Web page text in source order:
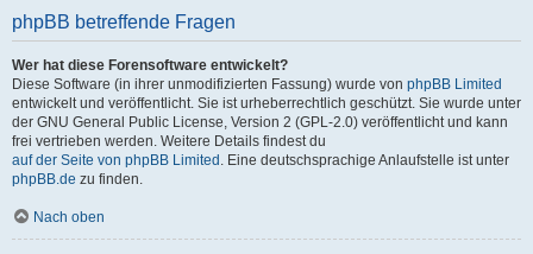
phpBB betreffende Fragen
Wer hat diese Forensoftware entwickelt?
Diese Software (in ihrer unmodifizierten Fassung) wurde von phpBB Limited
entwickelt und veröffentlicht. Sie ist urheberrechtlich geschützt. Sie wurde unter
der GNU General Public License, Version 2 (GPL-2.0) veröffentlicht und kann
frei vertrieben werden. Weitere Details findest du
auf der Seite von phpBB Limited . Eine deutschsprachige Anlaufstelle ist unter
phpBB.de zu finden.
Nach oben